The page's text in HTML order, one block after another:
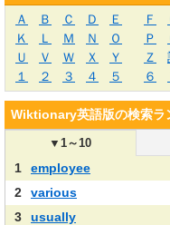
Ａ
Ｂ Ｃ Ｄ Ｅ Ｆ
Ｋ
Ｌ Ｍ Ｎ Ｏ Ｐ
Ｕ
Ｖ Ｗ Ｘ Ｙ Ｚ
１
２ ３ ４ ５ ６
Wiktionary英語版の検索ラ
▼1～10
1
employee
2
various
3
usually